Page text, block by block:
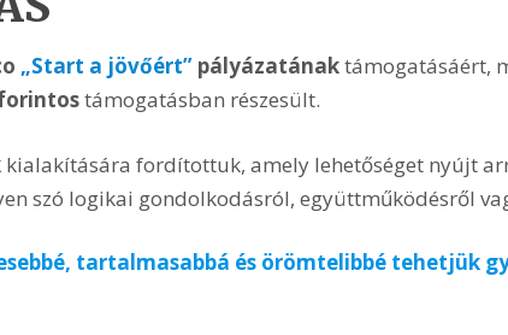
„Start a jövőért” pályázatánaktámogatásáért,
támogatásban részesült.
kialakítására fordítottuk, amely lehetőséget nyújt
szó logikai gondolkodásról, együttműködésről
tartalmasabbá és örömtelibbé tehetjük